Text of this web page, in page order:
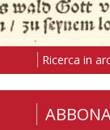
Ricerca in